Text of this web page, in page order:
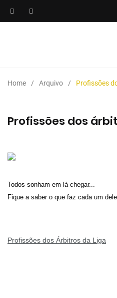
Home Arquivo Profissões
Profissões dos
Todos sonham em lá chegar...
Fique a saber o que faz cada um
Profissões dos Árbitros da Liga